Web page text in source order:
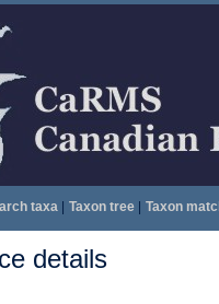
taxa| Taxon tree| Taxon
details